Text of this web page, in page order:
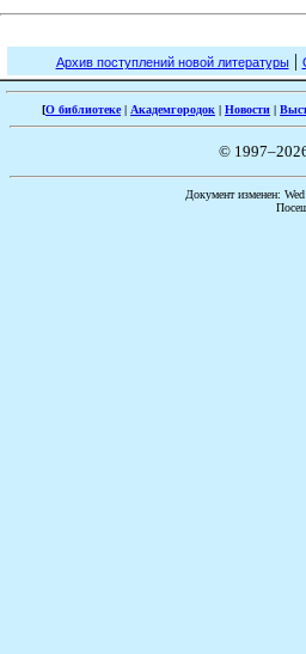
Архив поступлений новой литературы|
[О библиотеке| Академгородок | Новости |
©
Документ изменен: